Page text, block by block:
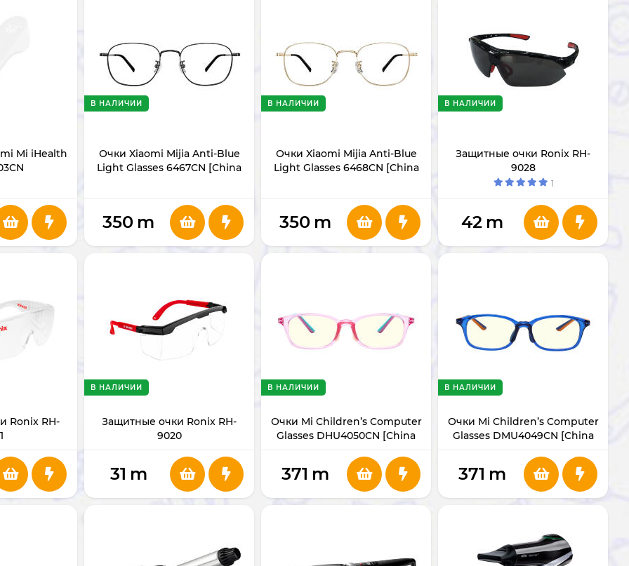
Mi iHealth
Очки Xiaomi Mijia Anti-Blue
Light Glasses 6467CN [China
В НАЛИЧИИ
350 m
Очки Xiaomi Mijia Anti-Blue
Light Glasses 6468CN [China
В НАЛИЧИИ
350 m
Защитные очки Ronix RH-
9028
В НАЛИЧИИ
1
42 m
Ronix RH-
Защитные очки Ronix RH-
9020
В НАЛИЧИИ
31 m
Очки Mi Children’s Computer
Glasses DHU4050CN [China
В НАЛИЧИИ
371 m
Очки Mi Children’s Computer
Glasses DMU4049CN [China
В НАЛИЧИИ
371 m